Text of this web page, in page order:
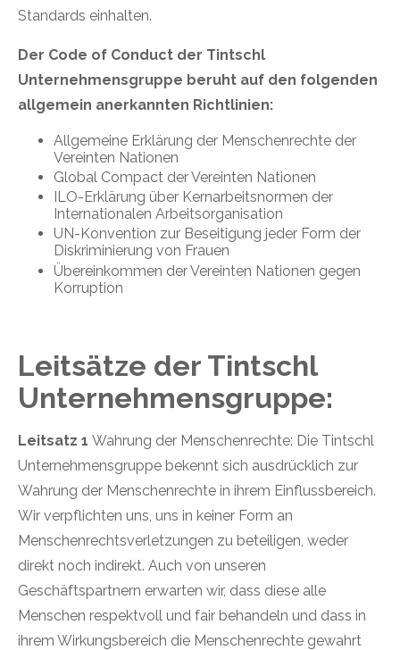
Standards einhalten.
Der Code of Conduct der Tintschl
Unternehmensgruppe beruht auf den folgenden
allgemein anerkannten Richtlinien:
Allgemeine Erklärung der Menschenrechte der
Vereinten Nationen
Global Compact der Vereinten Nationen
ILO-Erklärung über Kernarbeitsnormen der
Internationalen Arbeitsorganisation
UN-Konvention zur Beseitigung jeder Form der
Diskriminierung von Frauen
Übereinkommen der Vereinten Nationen gegen
Korruption
Leitsätze der Tintschl
Unternehmensgruppe:
Leitsatz 1 Wahrung der Menschenrechte: Die Tintschl
Unternehmensgruppe bekennt sich ausdrücklich zur
Wahrung der Menschenrechte in ihrem Einflussbereich.
Wir verpflichten uns, uns in keiner Form an
Menschenrechtsverletzungen zu beteiligen, weder
direkt noch indirekt. Auch von unseren
Geschäftspartnern erwarten wir, dass diese alle
Menschen respektvoll und fair behandeln und dass in
ihrem Wirkungsbereich die Menschenrechte gewahrt